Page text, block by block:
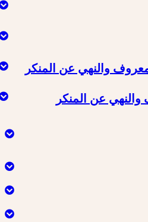
والنهي عن المنكر
والنهي عن المنكر